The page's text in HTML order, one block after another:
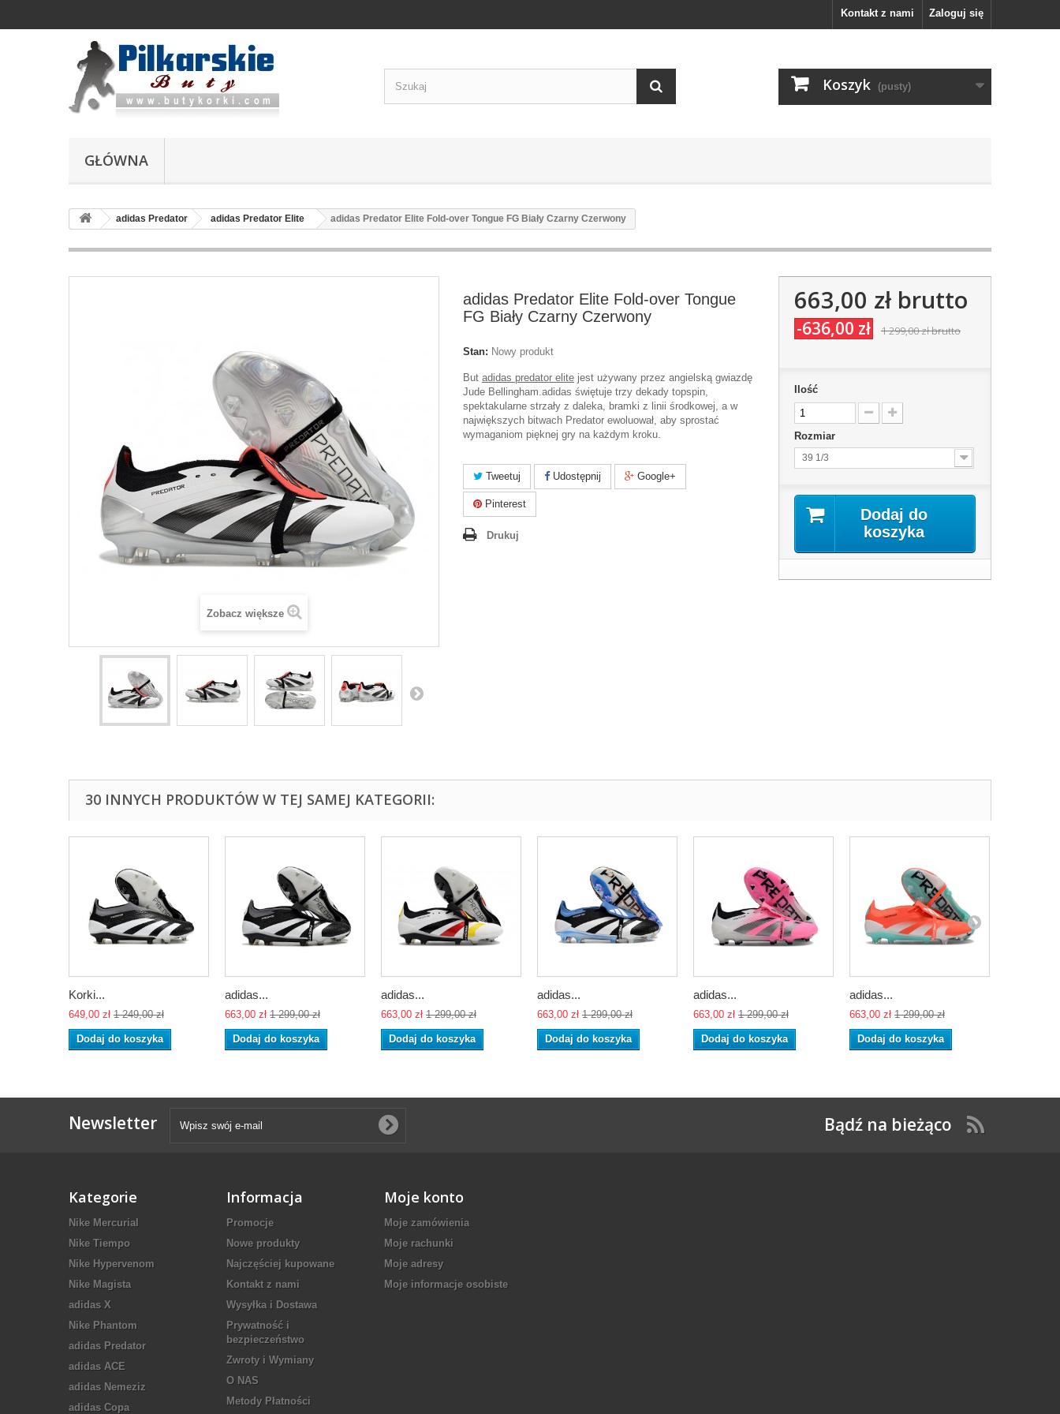
Zaloguj się
Kontakt z nami
Koszyk (pusty)
GŁÓWNA
adidas Predator adidas Predator Elite adidas Predator Elite Fold-over Tongue FG Biały Czarny Czerwony
Zobacz większe
adidas Predator Elite Fold-over Tongue
FG Biały Czarny Czerwony
Stan: Nowy produkt
But adidas predator elite jest używany przez angielską gwiazdę
Jude Bellingham.adidas świętuje trzy dekady topspin,
spektakularne strzały z daleka, bramki z linii środkowej, a w
największych bitwach Predator ewoluował, aby sprostać
wymaganiom pięknej gry na każdym kroku.
Tweetuj Udostępnij Google+
Pinterest
Drukuj
663,00 złbrutto
-636,00 zł 1 299,00 złbrutto
Ilość
Rozmiar
39 1/3
Dodaj do
koszyka
30 INNYCH PRODUKTÓW W TEJ SAMEJ KATEGORII:
Korki...
649,00 zł 1 249,00 zł
Dodaj do koszyka
adidas...
663,00 zł 1 299,00 zł
Dodaj do koszyka
adidas...
663,00 zł 1 299,00 zł
Dodaj do koszyka
adidas...
663,00 zł 1 299,00 zł
Dodaj do koszyka
adidas...
663,00 zł 1 299,00 zł
Dodaj do koszyka
adidas...
663,00 zł 1 299,00 zł
Dodaj do koszyka
Newsletter Bądź na bieżąco
Kategorie
Nike Mercurial
Nike Tiempo
Nike Hypervenom
Nike Magista
adidas X
Nike Phantom
adidas Predator
adidas ACE
adidas Nemeziz
adidas Copa
Informacja
Promocje
Nowe produkty
Najczęściej kupowane
Kontakt z nami
Wysyłka i Dostawa
Prywatność i
bezpieczeństwo
Zwroty i Wymiany
O NAS
Metody Płatności
Moje konto
Moje zamówienia
Moje rachunki
Moje adresy
Moje informacje osobiste